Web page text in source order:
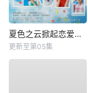
夏色之云掀起恋爱与风暴
更新至第05集